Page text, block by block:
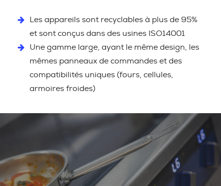
Les appareils sont recyclables à plus de 95%
et sont conçus dans des usines ISO14001
Une gamme large, ayant le même design, les
mêmes panneaux de commandes et des
compatibilités uniques (fours, cellules,
armoires froides)